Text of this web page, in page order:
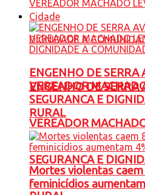
ENGENHO DE SERRA
VEREADOR
SEGURANCA E
Cidade
ENGENHO DE SERRA
VEREADOR
SEGURANCA E
RURAL
Mortes violentas
feminicídios